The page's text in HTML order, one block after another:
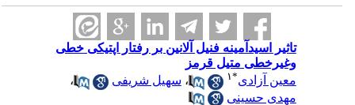
تاثیر اسیدآمینه فنیل آلانین بر رفتار اپتیکی خطی
وغیرخطی متیل قرمز
معین آزادی* ۱ ،سهیل شریفی
،
مهدی حسینی